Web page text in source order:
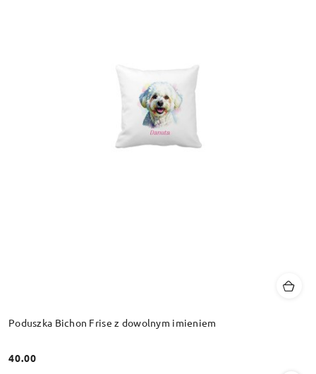
Poduszka Bichon Frise z dowolnym imieniem
Cena:
40.00